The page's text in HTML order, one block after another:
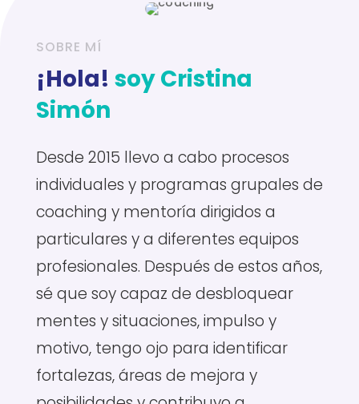
SOBRE MÍ
¡Hola!
Simón
Desde 2015 llevo a cabo procesos
individuales y programas grupales de
coaching y mentoría dirigidos a
particulares y a diferentes equipos
profesionales. Después de estos años,
sé que soy capaz de desbloquear
mentes y situaciones, impulso y
motivo, tengo ojo para identificar